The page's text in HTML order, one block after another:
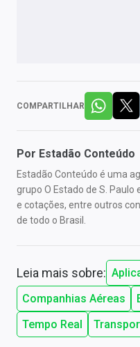
COMPARTILHAR
Por Estadão Conteúdo
Estadão Conteúdo é uma
grupo O Estado de S.
e cotações, entre outros
de todo o Brasil.
Leia mais sobre:
Companhias Aéreas
Tempo Real